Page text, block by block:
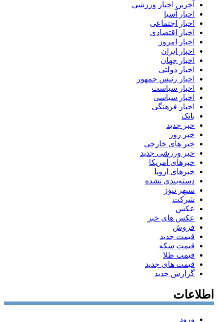
آخرین اخبار ورزشی
اخبار آسیا
اخبار اجتماعی
اخبار اقتصادی
اخبار امروز
اخبار ایران
اخبار جهان
اخبار دولتی
اخبار رئیس جمهور
اخبار سیاست
اخبار سیاسی
اخبار فرهنگی
بانک
خبر جدید
خبر روز
خبر های خارجی
خبر ورزشی جدید
خبرهای آمریکا
خبرهای اروپا
دسته‌بندی نشده
سپهر نیوز
شرکت
عکس
عکس های خبر
فروش
قیمت جدید
قیمت سکه
قیمت طلا
قیمت های جدید
گزارش جدید
اطلاعات
ورود